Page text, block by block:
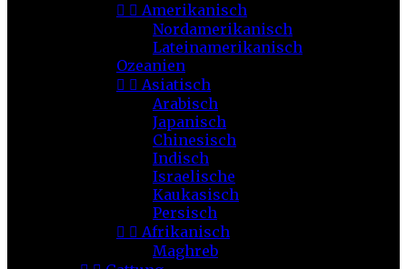
  Amerikanisch
Nordamerikanisch
Lateinamerikanisch
Ozeanien
  Asiatisch
Arabisch
Japanisch
Chinesisch
Indisch
Israelische
Kaukasisch
Persisch
  Afrikanisch
Maghreb